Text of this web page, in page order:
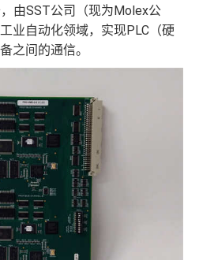
由SST公司（现为Molex公
业自动化领域，实现PLC（硬
之间的通信。